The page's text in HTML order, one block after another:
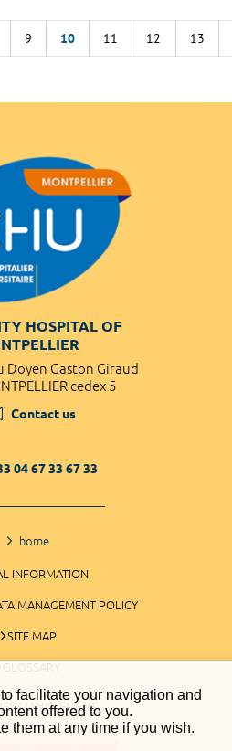
facilitate your navigation and
offered to you.
them at any time if you wish.
9 10 11 12 13
HOSPITAL OF
Doyen Gaston Giraud
cedex 5
Contact us
04 67 33 67 33
home
INFORMATION
MANAGEMENT POLICY
SITE MAP
GLOSSARY
MANAGEMENT